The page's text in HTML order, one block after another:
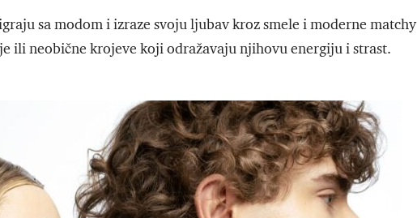
sa modom i izraze svoju ljubav kroz smele i moderne matchy
ili neobične krojeve koji odražavaju njihovu energiju i strast.